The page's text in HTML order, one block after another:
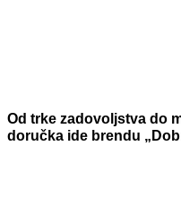
Od trke zadovoljstva do
doručka ide brendu